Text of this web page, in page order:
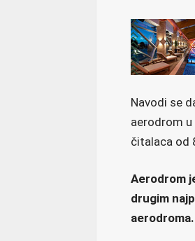
Navodi se
aerodrom
čitalaca od
Aerodrom
drugim
aerodroma.